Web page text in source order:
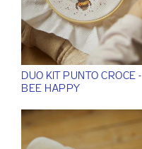
DUO KIT PUNTO CROCE -
BEE HAPPY